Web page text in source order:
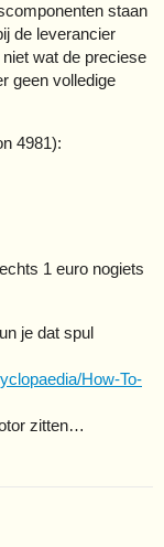
staan
de leverancier
wat de preciese
geen volledige
4981):
1 euro nogiets
je dat spul
How-To-
zitten…